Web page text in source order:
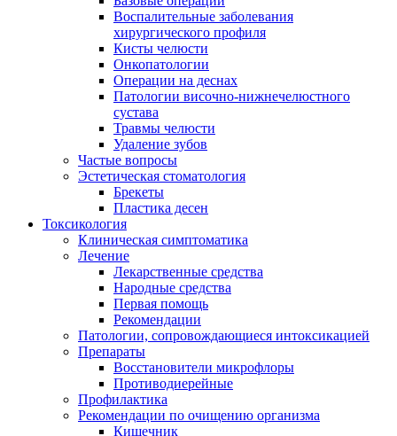
Воспалительные заболевания
хирургического профиля
Кисты челюсти
Онкопатологии
Операции на деснах
Патологии височно-нижнечелюстного
сустава
Травмы челюсти
Удаление зубов
Частые вопросы
Эстетическая стоматология
Брекеты
Пластика десен
Токсикология
Клиническая симптоматика
Лечение
Лекарственные средства
Народные средства
Первая помощь
Рекомендации
Патологии, сопровождающиеся интоксикацией
Препараты
Восстановители микрофлоры
Противодиерейные
Профилактика
Рекомендации по очищению организма
Кишечник